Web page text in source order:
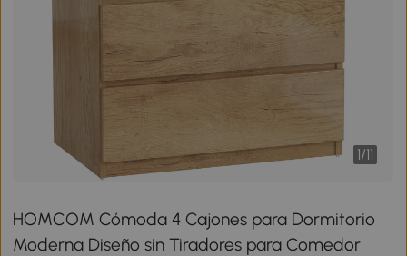
1/11
HOMCOM Cómoda 4 Cajones para Dormitorio
Moderna Diseño sin Tiradores para Comedor